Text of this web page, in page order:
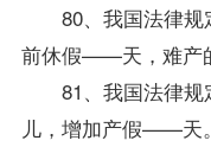
80、我国法律规
前休假——天，难产
81、我国法律规
儿，增加产假——天。